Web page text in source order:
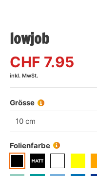
lowjob
CHF 7.95
inkl. MwSt.
Grösse
10 cm
Folienfarbe